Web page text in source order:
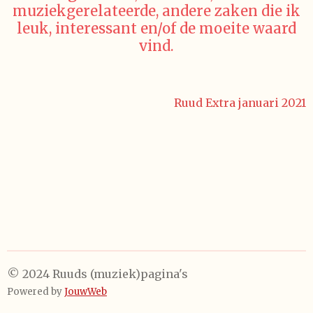
muziekgerelateerde, andere zaken die ik
leuk, interessant en/of de moeite waard
vind.
Ruud Extra januari 2021
© 2024 Ruuds (muziek)pagina's
Powered byJouwWeb